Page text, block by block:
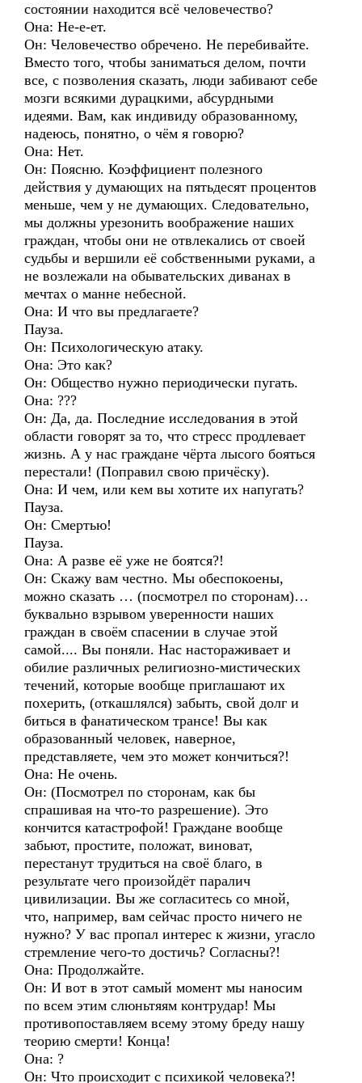
состоянии находится всё человечество?
Она: Не-е-ет.
Он: Человечество обречено. Не перебивайте.
Вместо того, чтобы заниматься делом, почти
все, с позволения сказать, люди забивают себе
мозги всякими дурацкими, абсурдными
идеями. Вам, как индивиду образованному,
надеюсь, понятно, о чём я говорю?
Она: Нет.
Он: Поясню. Коэффициент полезного
действия у думающих на пятьдесят процентов
меньше, чем у не думающих. Следовательно,
мы должны урезонить воображение наших
граждан, чтобы они не отвлекались от своей
судьбы и вершили её собственными руками, а
не возлежали на обывательских диванах в
мечтах о манне небесной.
Она: И что вы предлагаете?
Пауза.
Он: Психологическую атаку.
Она: Это как?
Он: Общество нужно периодически пугать.
Она: ???
Он: Да, да. Последние исследования в этой
области говорят за то, что стресс продлевает
жизнь. А у нас граждане чёрта лысого бояться
перестали! (Поправил свою причёску).
Она: И чем, или кем вы хотите их напугать?
Пауза.
Он: Смертью!
Пауза.
Она: А разве её уже не боятся?!
Он: Скажу вам честно. Мы обеспокоены,
можно сказать … (посмотрел по сторонам)…
буквально взрывом уверенности наших
граждан в своём спасении в случае этой
самой.... Вы поняли. Нас настораживает и
обилие различных религиозно-мистических
течений, которые вообще приглашают их
похерить, (откашлялся) забыть, свой долг и
биться в фанатическом трансе! Вы как
образованный человек, наверное,
представляете, чем это может кончиться?!
Она: Не очень.
Он: (Посмотрел по сторонам, как бы
спрашивая на что-то разрешение). Это
кончится катастрофой! Граждане вообще
забьют, простите, положат, виноват,
перестанут трудиться на своё благо, в
результате чего произойдёт паралич
цивилизации. Вы же согласитесь со мной,
что, например, вам сейчас просто ничего не
нужно? У вас пропал интерес к жизни, угасло
стремление чего-то достичь? Согласны?!
Она: Продолжайте.
Он: И вот в этот самый момент мы наносим
по всем этим слюньтяям контрудар! Мы
противопоставляем всему этому бреду нашу
теорию смерти! Конца!
Она: ?
Он: Что происходит с психикой человека?!